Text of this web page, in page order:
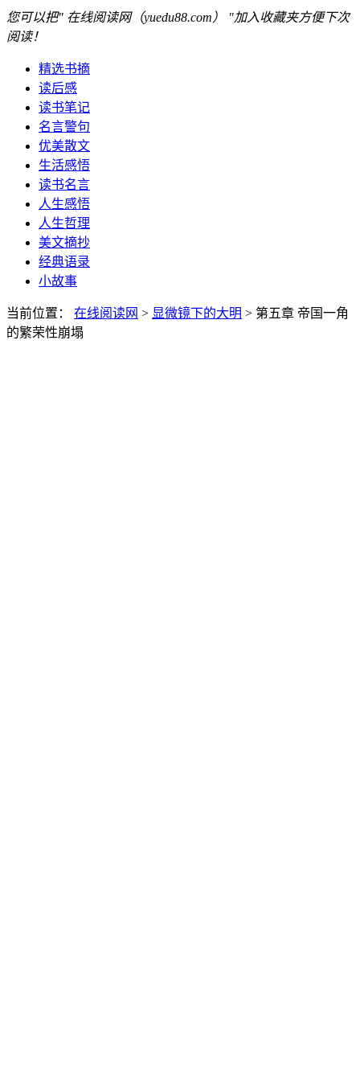
您可以把" 在线阅读网（yuedu88.com） "加入收藏夹方便下次
阅读！
精选书摘
读后感
读书笔记
名言警句
优美散文
生活感悟
读书名言
人生感悟
人生哲理
美文摘抄
经典语录
小故事
当前位置： 在线阅读网 > 显微镜下的大明 > 第五章 帝国一角
的繁荣性崩塌